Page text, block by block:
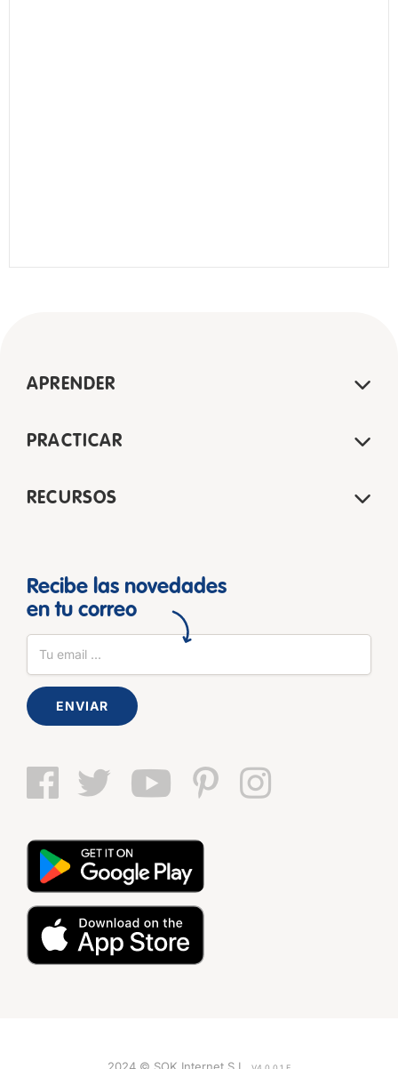
APRENDER
PRACTICAR
RECURSOS
Recibe las novedades
en tu correo
ENVIAR
2024 © SOK Internet S.L.